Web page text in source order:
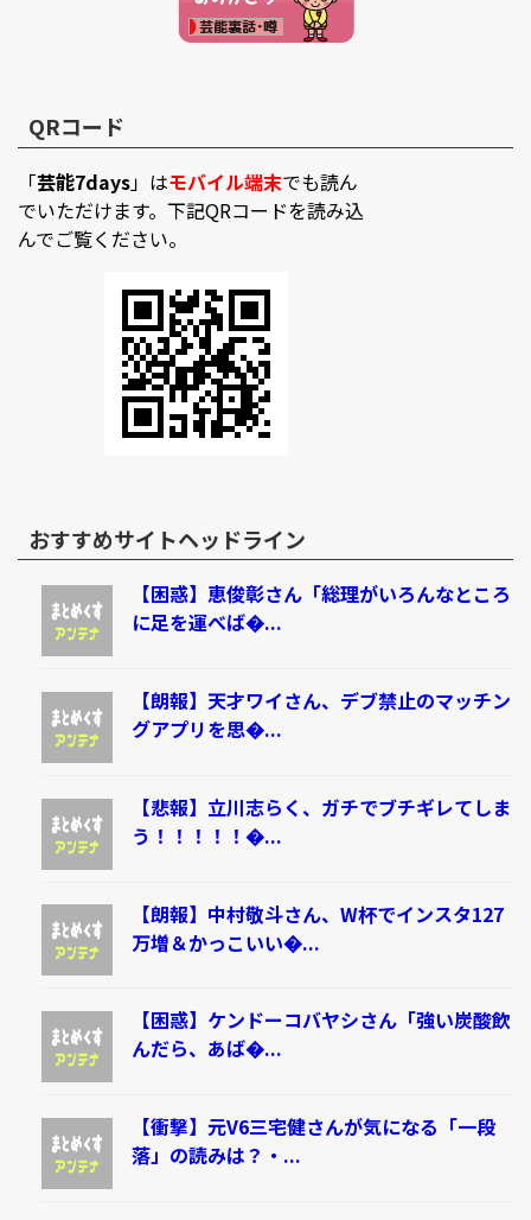
QRコード
「芸能7days」はモバイル端末でも読ん
でいただけます。下記QRコードを読み込
んでご覧ください。
おすすめサイトヘッドライン
【困惑】恵俊彰さん「総理がいろんなところ
に足を運べば�...
【朗報】天才ワイさん、デブ禁止のマッチン
グアプリを思�...
【悲報】立川志らく、ガチでブチギレてしま
う！！！！！�...
【朗報】中村敬斗さん、W杯でインスタ127
万増＆かっこいい�...
【困惑】ケンドーコバヤシさん「強い炭酸飲
んだら、あば�...
【衝撃】元V6三宅健さんが気になる「一段
落」の読みは？・...